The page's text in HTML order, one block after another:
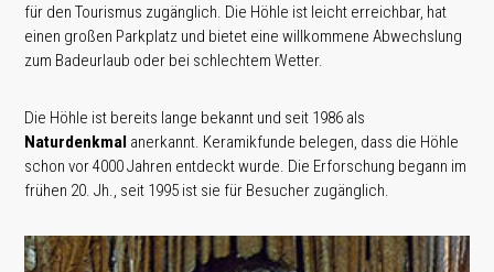
für den Tourismus zugänglich. Die Höhle ist leicht erreichbar, hat
einen großen Parkplatz und bietet eine willkommene Abwechslung
zum Badeurlaub oder bei schlechtem Wetter.
Die Höhle ist bereits lange bekannt und seit 1986 als
Naturdenkmal anerkannt. Keramikfunde belegen, dass die Höhle
schon vor 4000 Jahren entdeckt wurde. Die Erforschung begann im
frühen 20. Jh., seit 1995 ist sie für Besucher zugänglich.